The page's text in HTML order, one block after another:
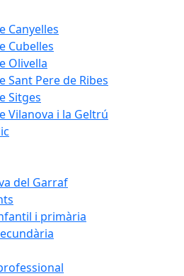
Canyelles
Cubelles
Olivella
Sant Pere de Ribes
Sitges
Vilanova i la Geltrú
del Garraf
i primària